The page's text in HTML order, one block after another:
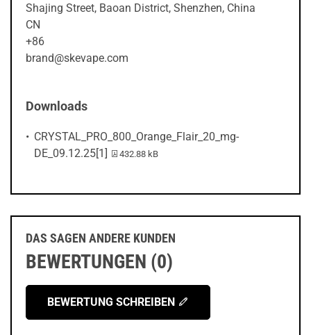
Shajing Street, Baoan District, Shenzhen, China
CN
+86
brand@skevape.com
Downloads
CRYSTAL_PRO_800_Orange_Flair_20_mg-
DE_09.12.25[1]
PDF-Datei:
432.88 kB
DAS SAGEN ANDERE KUNDEN
BEWERTUNGEN (0)
BEWERTUNG SCHREIBEN